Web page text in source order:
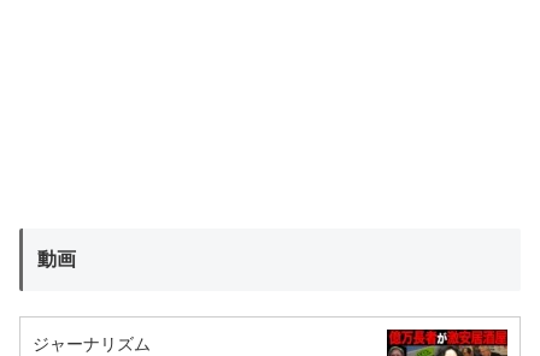
動画
ジャーナリズム